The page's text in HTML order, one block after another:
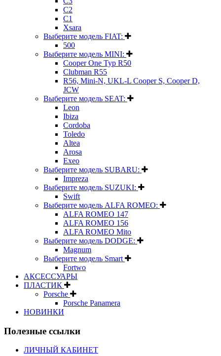
C2
C1
Xsara
Выберите модель FIAT:
500
Выберите модель MINI:
Cooper One Typ R50
Clubman R55
R56, Mini-N, UKL-L Cooper S, Cooper D,
JCW
Выберите модель SEAT:
Leon
Ibiza
Cordoba
Toledo
Altea
Arosa
Exeo
Выберите модель SUBARU:
Impreza
Выберите модель SUZUKI:
Swift
Выберите модель ALFA ROMEO:
ALFA ROMEO 147
ALFA ROMEO 156
ALFA ROMEO Mito
Выберите модель DODGE:
Magnum
Выберите модель Smart
Fortwo
АКСЕССУАРЫ
ПЛАСТИК
Porsche
Porsche Panamera
НОВИНКИ
Полезные ссылки
ЛИЧНЫЙ КАБИНЕТ